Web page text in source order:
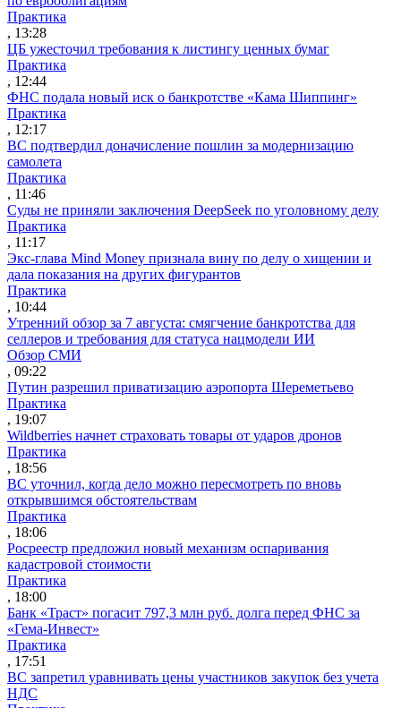
Практика
, 13:28
ЦБ ужесточил требования к листингу ценных бумаг
Практика
, 12:44
ФНС подала новый иск о банкротстве «Кама Шиппинг»
Практика
, 12:17
ВС подтвердил доначисление пошлин за модернизацию
самолета
Практика
, 11:46
Суды не приняли заключения DeepSeek по уголовному делу
Практика
, 11:17
Экс-глава Mind Money признала вину по делу о хищении и
дала показания на других фигурантов
Практика
, 10:44
Утренний обзор за 7 августа: смягчение банкротства для
селлеров и требования для статуса нацмодели ИИ
Обзор СМИ
, 09:22
Путин разрешил приватизацию аэропорта Шереметьево
Практика
, 19:07
Wildberries начнет страховать товары от ударов дронов
Практика
, 18:56
ВС уточнил, когда дело можно пересмотреть по вновь
открывшимся обстоятельствам
Практика
, 18:06
Росреестр предложил новый механизм оспаривания
кадастровой стоимости
Практика
, 18:00
Банк «Траст» погасит 797,3 млн руб. долга перед ФНС за
«Гема-Инвест»
Практика
, 17:51
ВС запретил уравнивать цены участников закупок без учета
НДС